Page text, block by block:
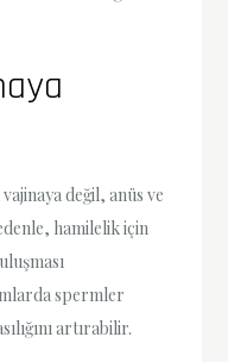
değil, anüs ve
hamilelik için
spermler
artırabilir.